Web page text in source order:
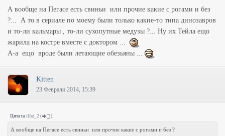
А вообще на Пегасе есть свиньи или прочие какие с рогами и без
?... А то в сериале по моему были только какие-то типа динозавров
и то-ли кальмары , то-ли сухопутные медузы ?... Ну их Тейла ещо
жарила на костре вместе с доктором ...
А-а ещо вроде были летающие обезьяны ...
Kitten
23 Февраля 2014, 15:39
Цитата ilfat_2 ( )
А вообще на Пегасе есть свиньи или прочие какие с рогами и без ?